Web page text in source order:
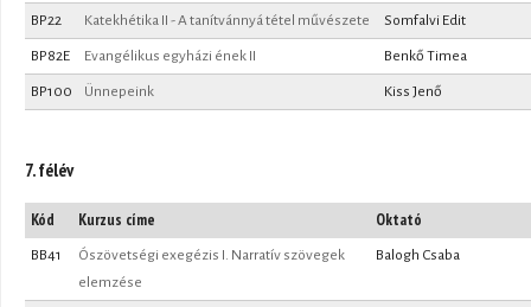
BP22 Katekhétika II - A tanítvánnyá tétel művészete Somfalvi Edit
BP82E Evangélikus egyházi ének II Benkő Timea
BP100 Ünnepeink Kiss Jenő
7. félév
Kód Kurzus címe Oktató
BB41
Ószövetségi exegézis I. Narratív szövegek
elemzése
Balogh Csaba